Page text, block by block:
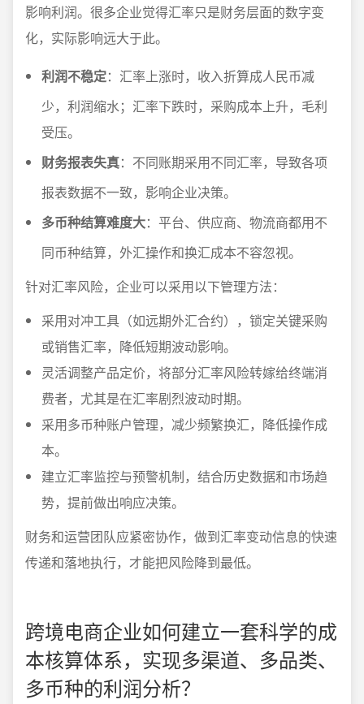
影响利润。很多企业觉得汇率只是财务层面的数字变
化，实际影响远大于此。
利润不稳定：汇率上涨时，收入折算成人民币减
少，利润缩水；汇率下跌时，采购成本上升，毛利
受压。
财务报表失真：不同账期采用不同汇率，导致各项
报表数据不一致，影响企业决策。
多币种结算难度大：平台、供应商、物流商都用不
同币种结算，外汇操作和换汇成本不容忽视。
针对汇率风险，企业可以采用以下管理方法：
采用对冲工具（如远期外汇合约），锁定关键采购
或销售汇率，降低短期波动影响。
灵活调整产品定价，将部分汇率风险转嫁给终端消
费者，尤其是在汇率剧烈波动时期。
采用多币种账户管理，减少频繁换汇，降低操作成
本。
建立汇率监控与预警机制，结合历史数据和市场趋
势，提前做出响应决策。
财务和运营团队应紧密协作，做到汇率变动信息的快速
传递和落地执行，才能把风险降到最低。
跨境电商企业如何建立一套科学的成
本核算体系，实现多渠道、多品类、
多币种的利润分析？